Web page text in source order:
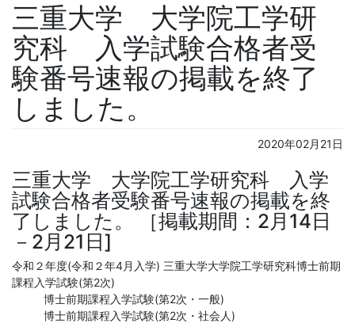
三重大学 大学院工学研
究科 入学試験合格者受
験番号速報の掲載を終了
しました。
2020年02月21日
三重大学 大学院工学研究科 入学
試験合格者受験番号速報の掲載を終
了しました。 ［掲載期間：2月14日
－2月21日]
令和２年度(令和２年4月入学) 三重大学大学院工学研究科博士前期
課程入学試験(第2次)
博士前期課程入学試験(第2次・一般)
博士前期課程入学試験(第2次・社会人)